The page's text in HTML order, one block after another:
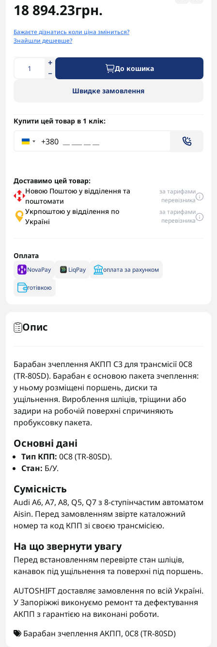
18 894.23грн.
Бажаєте дізнатись коли ціна зміниться?
Знайшли дешевше?
До кошика
Швидке замовлення
Купити цей товар в 1 клік:
+380
Доставимо цей товар:
Новою Поштою у відділення та
поштомати
за тарифами
перевізника
Укрпоштою у відділення по
Україні
за тарифами
перевізника
Оплата
NovaPay LiqPay оплата за рахунком
готівкою
Опис
Барабан зчеплення АКПП C3 для трансмісії 0C8
(TR-80SD). Барабан є основою пакета зчеплення:
у ньому розміщені поршень, диски та
ущільнення. Вироблення шліців, тріщини або
задири на робочій поверхні спричиняють
пробуксовку пакета.
Основні дані
Тип КПП: 0C8 (TR-80SD).
Стан: Б/У.
Сумісність
Audi A6, A7, A8, Q5, Q7 з 8-ступінчастим автоматом
Aisin. Перед замовленням звірте каталожний
номер та код КПП зі своєю трансмісією.
На що звернути увагу
Перед встановленням перевірте стан шліців,
канавок під ущільнення та поверхні під поршень.
AUTOSHIFT доставляє замовлення по всій Україні.
У Запоріжжі виконуємо ремонт та дефектування
АКПП з гарантією на виконані роботи.
Барабан зчеплення АКПП, 0C8 (TR-80SD)